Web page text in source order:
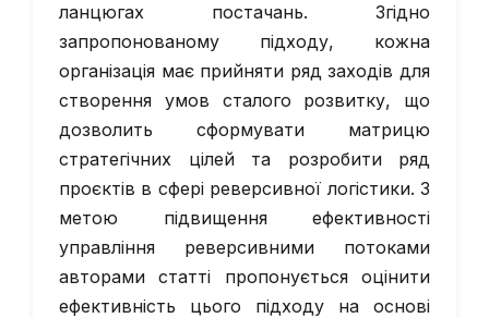
ланцюгах постачань. Згідно
запропонованому підходу, кожна
організація має прийняти ряд заходів для
створення умов сталого розвитку, що
дозволить сформувати матрицю
стратегічних цілей та розробити ряд
проєктів в сфері реверсивної логістики. З
метою підвищення ефективності
управління реверсивними потоками
авторами статті пропонується оцінити
ефективність цього підходу на основі